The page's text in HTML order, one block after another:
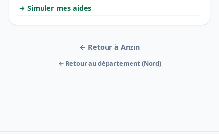
→ Simuler mes aides
← Retour à Anzin
← Retour au département (Nord)